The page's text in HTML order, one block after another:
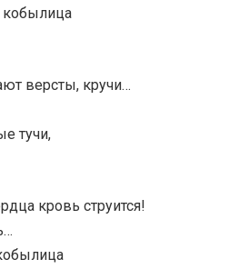
кобылица
версты, кручи…
тучи,
кровь струится!